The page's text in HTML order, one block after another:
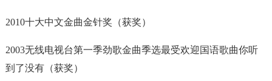
2010十大中文金曲金针奖（获奖）
2003无线电视台第一季劲歌金曲季选最受欢迎国语歌曲你听
到了没有（获奖）